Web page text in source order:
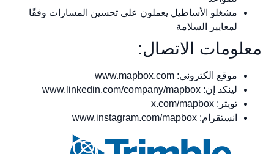
مشغلو الأساطيل يعملون على تحسين المسارات وفقًا
لمعايير السلامة
معلومات الاتصال:
موقع الكتروني: www.mapbox.com
لينكد إن: www.linkedin.com/company/mapbox
تويتر: x.com/mapbox
انستقرام: www.instagram.com/mapbox